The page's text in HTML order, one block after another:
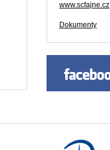
www.scfajne.cz
Dokumenty